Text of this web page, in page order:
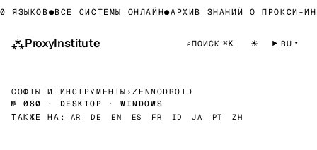
●ВСЕ СИСТЕМЫ ОНЛАЙН●АРХИВ ЗНАНИЙ О ПРОКСИ-
⁂ProxyInstitute ⌕ПОИСК ⌘K ☀ RU
СОФТЫ И ИНСТРУМЕНТЫ ›ZENNODROID
№ 080 · DESKTOP · WINDOWS
ТАКЖЕ НА:
AR DE EN ES FR ID JA PT ZH